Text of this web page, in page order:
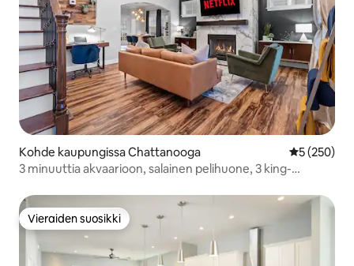
Kohde kaupungissa Chattanooga
5 (250)
3 minuuttia akvaarioon, salainen pelihuone, 3 king-
Vieraiden suosikki
Vieraiden suosikki